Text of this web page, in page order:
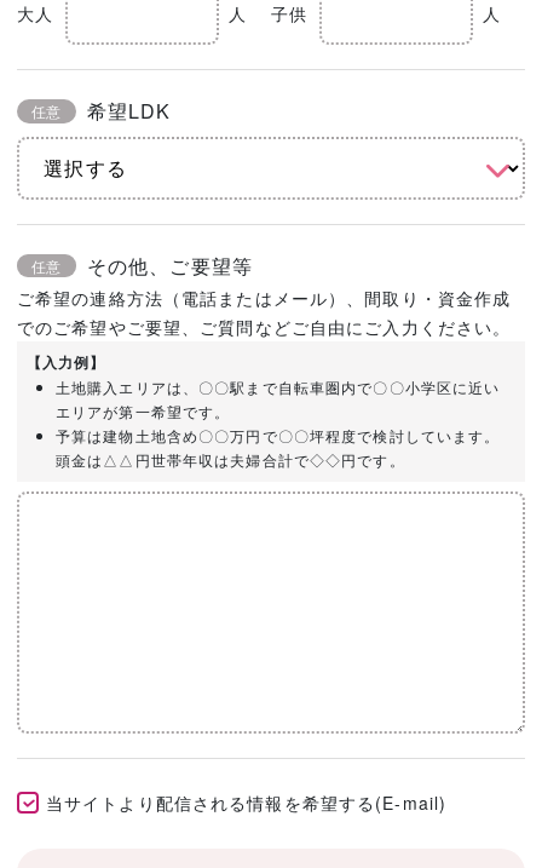
大人 人 子供 人
任意 希望LDK
任意 その他、ご要望等
ご希望の連絡方法（電話またはメール）、間取り・資金作成
でのご希望やご要望、ご質問などご自由にご入力ください。
【入力例】
土地購入エリアは、〇〇駅まで自転車圏内で〇〇小学区に近い
エリアが第一希望です。
予算は建物土地含め〇〇万円で〇〇坪程度で検討しています。
頭金は△△円世帯年収は夫婦合計で◇◇円です。
当サイトより配信される情報を希望する(E-mail)